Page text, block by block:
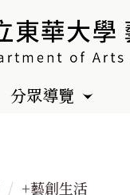
分眾導覽
+藝創生活